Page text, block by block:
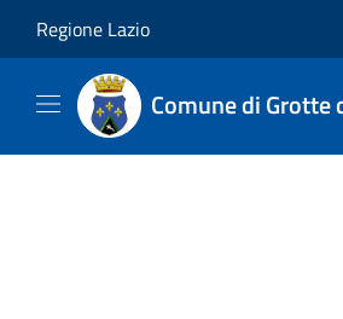
Regione Lazio
Comune di Grotte